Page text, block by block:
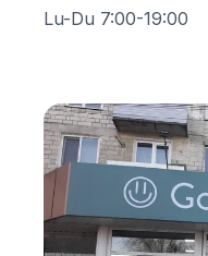
Lu-Du 7:00-19:00